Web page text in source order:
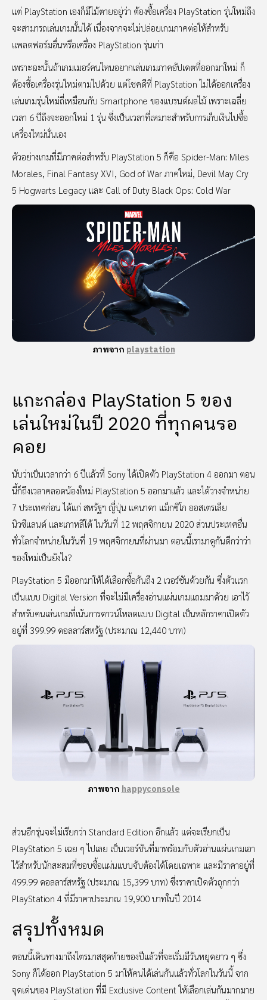
แต่ PlayStation เองก็มีไม้ตายอยู่ว่า ต้องซื้อเครื่อง PlayStation รุ่นใหม่ถึง
จะสามารถเล่นเกมนั้นได้ เนื่องจากจะไม่ปล่อยเกมภาคต่อให้สำหรับ
แพลตฟอร์มอื่นหรือเครื่อง PlayStation รุ่นเก่า
เพราะฉะนั้นถ้าเกมเมอร์คนไหนอยากเล่นเกมภาคอัปเดตที่ออกมาใหม่ ก็
ต้องซื้อเครื่องรุ่นใหม่ตามไปด้วย แต่โชคดีที่ PlayStation ไม่ได้ออกเครื่อง
เล่นเกมรุ่นใหม่ถี่เหมือนกับ Smartphone ของแบรนด์ผลไม้ เพราะเฉลี่ย
เวลา 6 ปีถึงจะออกใหม่ 1 รุ่น ซึ่งเป็นเวลาที่เหมาะสำหรับการเก็บเงินไปซื้อ
เครื่องใหม่นั่นเอง
ตัวอย่างเกมที่มีภาคต่อสำหรับ PlayStation 5 ก็คือ Spider-Man: Miles
Morales, Final Fantasy XVI, God of War ภาคใหม่, Devil May Cry
5 Hogwarts Legacy และ Call of Duty Black Ops: Cold War
ภาพจาก playstation
แกะกล่อง PlayStation 5 ของ
เล่นใหม่ในปี 2020 ที่ทุกคนรอ
คอย
นับว่าเป็นเวลากว่า 6 ปีแล้วที่ Sony ได้เปิดตัว PlayStation 4 ออกมา ตอน
นี้ก็ถึงเวลาคลอดน้องใหม่ PlayStation 5 ออกมาแล้ว และได้วางจำหน่าย
7 ประเทศก่อน ได้แก่ สหรัฐฯ ญี่ปุ่น แคนาดา แม็กซิโก ออสเตรเลีย
นิวซีแลนด์ และเกาหลีใต้ ในวันที่ 12 พฤศจิกายน 2020 ส่วนประเทศอื่น
ทั่วโลกจำหน่ายในวันที่ 19 พฤศจิกายนที่ผ่านมา ตอนนี้เรามาดูกันดีกว่าว่า
ของใหม่เป็นยังไง?
PlayStation 5 มีออกมาให้ได้เลือกซื้อกันถึง 2 เวอร์ชันด้วยกัน ซึ่งตัวแรก
เป็นแบบ Digital Version ที่จะไม่มีเครื่องอ่านแผ่นเกมแถมมาด้วย เอาไว้
สำหรับคนเล่นเกมที่เน้นการดาวน์โหลดแบบ Digital เป็นหลักราคาเปิดตัว
อยู่ที่ 399.99 ดอลลาร์สหรัฐ (ประมาณ 12,440 บาท)
ภาพจากhappyconsole
ส่วนอีกรุ่นจะไม่เรียกว่า Standard Edition อีกแล้ว แต่จะเรียกเป็น
PlayStation 5 เฉย ๆ ไปเลย เป็นเวอร์ชันที่มาพร้อมกับตัวอ่านแผ่นเกมเอา
ไว้สำหรับนักสะสมที่ชอบซื้อแผ่นแบบจับต้องได้โดยเฉพาะ และมีราคาอยู่ที่
499.99 ดอลลาร์สหรัฐ (ประมาณ 15,399 บาท) ซึ่งราคาเปิดตัวถูกกว่า
PlayStation 4 ที่มีราคาประมาณ 19,900 บาทในปี 2014
สรุปทั้งหมด
ตอนนี้เดินทางมาถึงไตรมาสสุดท้ายของปีแล้วที่จะเริ่มมีวันหยุดยาว ๆ ซึ่ง
Sony ก็ได้ออก PlayStation 5 มาให้คนได้เล่นกันแล้วทั่วโลกในวันนี้ จาก
จุดเด่นของ PlayStation ที่มี Exclusive Content ให้เลือกเล่นกันมากมาย